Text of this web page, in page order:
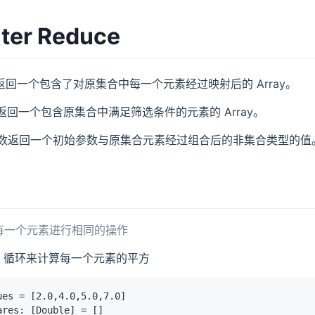
Reduce
一个包含了对原集合中每一个元素经过映射后的 Array。
一个包含原集合中满足筛选条件的元素的 Array。
返回一个初始参数与原集合元素经过组合后的非集合类型的值
一个元素进行相同的操作
环来计算每一个元素的平方
= [2.0,4.0,5.0,7.0]
[Double] = []